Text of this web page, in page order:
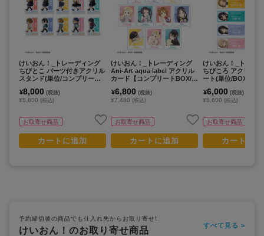
けいおん！_トレーディング
ちびとこ パーツ付きアクリル
スタンド(単位/コンプリートB
¥8,000 (税抜)
¥8,800 (税込)
お取寄せ商品
カートに追加
けいおん！_トレーディング
Ani-Art aqua label アクリル
カード【コンプリートBOX/1
¥6,800 (税抜)
¥7,480 (税込)
お取寄せ商品
カートに追加
けいおん！_トレー
ちびころ アクリル
ート(単位/BOX)
¥6,000 (税抜)
¥6,600 (税込)
お取寄せ商品
カートに
予約締切後の商品でも仕入れ先からお取り寄せ!
けいおん！のお取り寄せ商品 すべて見る >